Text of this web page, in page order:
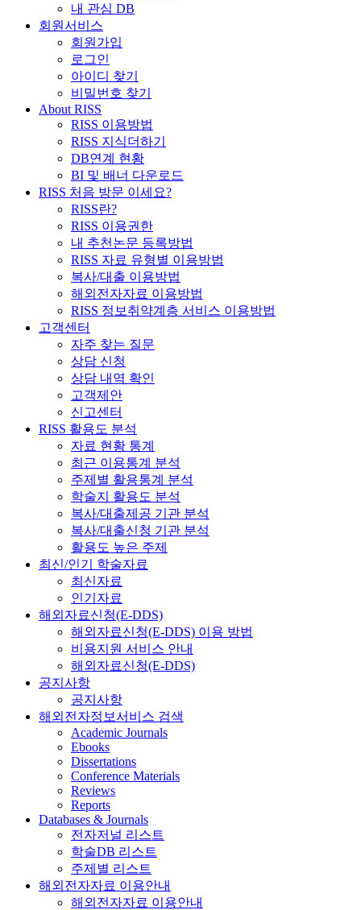
내 관심 DB
회원서비스
회원가입
로그인
아이디 찾기
비밀번호 찾기
About RISS
RISS 이용방법
RISS 지식더하기
DB연계 현황
BI 및 배너 다운로드
RISS 처음 방문 이세요?
RISS란?
RISS 이용권한
내 추천논문 등록방법
RISS 자료 유형별 이용방법
복사/대출 이용방법
해외전자자료 이용방법
RISS 정보취약계층 서비스 이용방법
고객센터
자주 찾는 질문
상담 신청
상담 내역 확인
고객제안
신고센터
RISS 활용도 분석
자료 현황 통계
최근 이용통계 분석
주제별 활용통계 분석
학술지 활용도 분석
복사/대출제공 기관 분석
복사/대출신청 기관 분석
활용도 높은 주제
최신/인기 학술자료
최신자료
인기자료
해외자료신청(E-DDS)
해외자료신청(E-DDS) 이용 방법
비용지원 서비스 안내
해외자료신청(E-DDS)
공지사항
공지사항
해외전자정보서비스 검색
Academic Journals
Ebooks
Dissertations
Conference Materials
Reviews
Reports
Databases & Journals
전자저널 리스트
학술DB 리스트
주제별 리스트
해외전자자료 이용안내
해외전자자료 이용안내